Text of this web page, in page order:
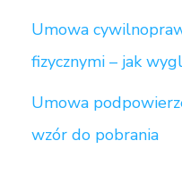
Umowa
fizycznymi – jak
Umowa
wzór do pobrania